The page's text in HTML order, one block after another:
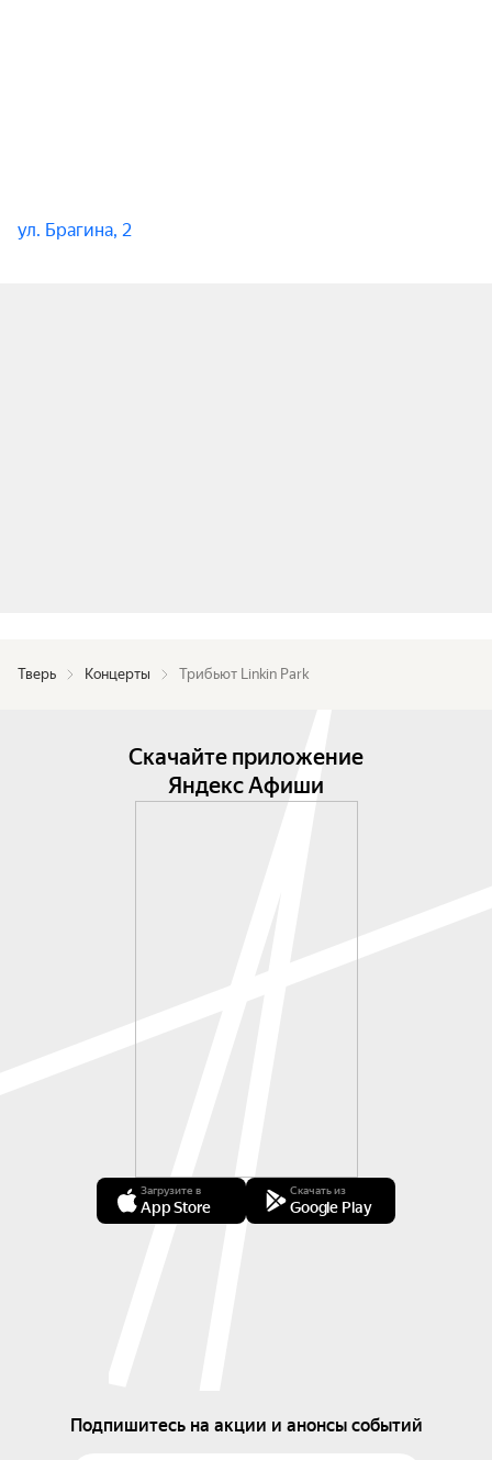
ул. Брагина, 2
Тверь Концерты Трибьют Linkin Park
Скачайте приложение
Яндекс Афиши
Загрузите в
App Store
Скачать из
Google Play
Подпишитесь на акции и анонсы событий